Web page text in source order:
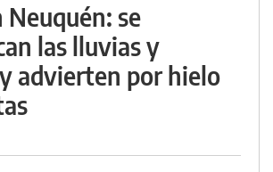
se
las lluvias y
advierten por hielo